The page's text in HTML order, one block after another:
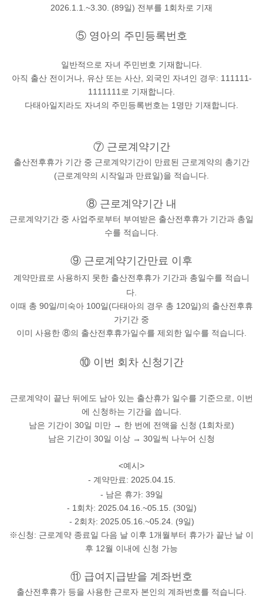
2026.1.1.~3.30. (89일) 전부를 1회차로 기재
⑤ 영아의 주민등록번호
일반적으로 자녀 주민번호 기재합니다.
아직 출산 전이거나, 유산 또는 사산, 외국인 자녀인 경우: 111111-
1111111로 기재합니다.
다태아일지라도 자녀의 주민등록번호는 1명만 기재합니다.
⑦ 근로계약기간
출산전후휴가 기간 중 근로계약기간이 만료된 근로계약의 총기간
(근로계약의 시작일과 만료일)을 적습니다.
⑧ 근로계약기간 내
근로계약기간 중 사업주로부터 부여받은 출산전후휴가 기간과 총일
수를 적습니다.
⑨ 근로계약기간만료 이후
계약만료로 사용하지 못한 출산전후휴가 기간과 총일수를 적습니
다.
이때 총 90일/미숙아 100일(다태아의 경우 총 120일)의 출산전후휴
가기간 중
이미 사용한 ⑧의 출산전후휴가일수를 제외한 일수를 적습니다.
⑩ 이번 회차 신청기간
근로계약이 끝난 뒤에도 남아 있는 출산휴가 일수를 기준으로, 이번
에 신청하는 기간을 씁니다.
남은 기간이 30일 미만 → 한 번에 전액을 신청 (1회차로)
남은 기간이 30일 이상 → 30일씩 나누어 신청
<예시>
- 계약만료: 2025.04.15.
- 남은 휴가: 39일
- 1회차: 2025.04.16.~05.15. (30일)
- 2회차: 2025.05.16.~05.24. (9일)
※신청: 근로계약 종료일 다음 날 이후 1개월부터 휴가가 끝난 날 이
후 12월 이내에 신청 가능
⑪ 급여지급받을 계좌번호
출산전후휴가 등을 사용한 근로자 본인의 계좌번호를 적습니다.